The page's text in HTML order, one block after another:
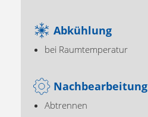
Abkühlung
bei Raumtemperatur
Nachbearbeitung
Abtrennen